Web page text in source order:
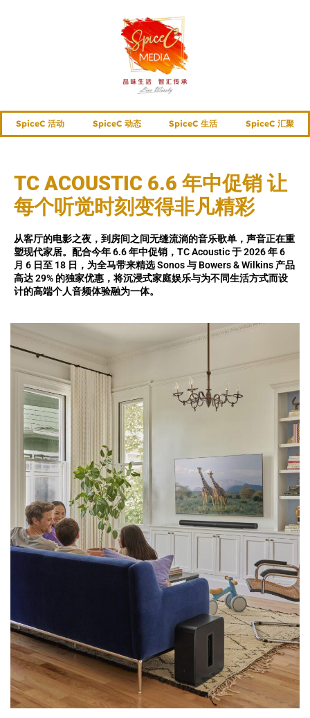
SpiceC 活动 SpiceC 动态 SpiceC 生活 SpiceC 汇聚
TC ACOUSTIC 6.6 年中促销 让
每个听觉时刻变得非凡精彩
从客厅的电影之夜，到房间之间无缝流淌的音乐歌单，声音正在重
塑现代家居。配合今年 6.6 年中促销，TC Acoustic 于 2026 年 6
月 6 日至 18 日，为全马带来精选 Sonos 与 Bowers & Wilkins 产品
高达 29% 的独家优惠，将沉浸式家庭娱乐与为不同生活方式而设
计的高端个人音频体验融为一体。